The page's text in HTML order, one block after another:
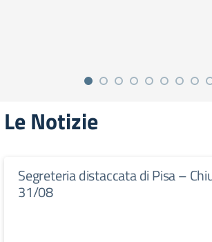
Le Notizie
Segreteria distaccata di Pisa –
31/08